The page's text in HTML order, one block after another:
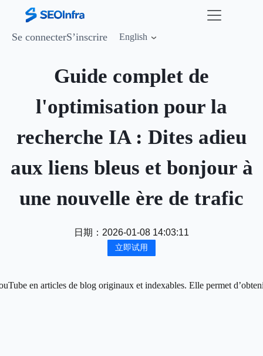
Se connecterS’inscrire English
Guide complet de
l'optimisation pour la
recherche IA : Dites adieu
aux liens bleus et bonjour à
une nouvelle ère de trafic
日期： 2026-01-08 14:03:11
立即试用
en articles de blog originaux et indexables. Elle permet